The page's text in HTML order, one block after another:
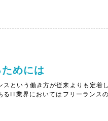
めには
という働き方が従来よりも定着
IT業界においてはフリーランス
ンスを継続するためには...